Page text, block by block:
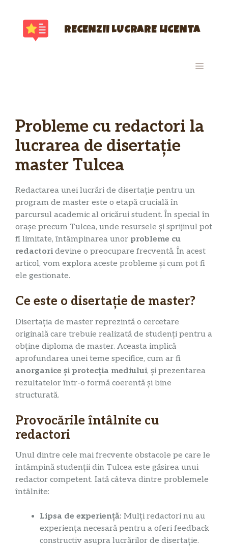
conținut
RECENZII LUCRARE LICENTA
MENIU
Probleme cu redactori la
lucrarea de disertație
master Tulcea
Redactarea unei lucrări de disertație pentru un
program de master este o etapă crucială în
parcursul academic al oricărui student. În special în
orașe precum Tulcea, unde resursele și sprijinul pot
fi limitate, întâmpinarea unor probleme cu
redactori devine o preocupare frecventă. În acest
articol, vom explora aceste probleme și cum pot fi
ele gestionate.
Ce este o disertație de master?
Disertația de master reprezintă o cercetare
originală care trebuie realizată de studenți pentru a
obține diploma de master. Aceasta implică
aprofundarea unei teme specifice, cum ar fi
anorganice și protecția mediului, și prezentarea
rezultatelor într-o formă coerentă și bine
structurată.
Provocările întâlnite cu
redactori
Unul dintre cele mai frecvente obstacole pe care le
întâmpină studenții din Tulcea este găsirea unui
redactor competent. Iată câteva dintre problemele
întâlnite:
Lipsa de experiență: Mulți redactori nu au
experiența necesară pentru a oferi feedback
constructiv asupra lucrărilor de disertație.